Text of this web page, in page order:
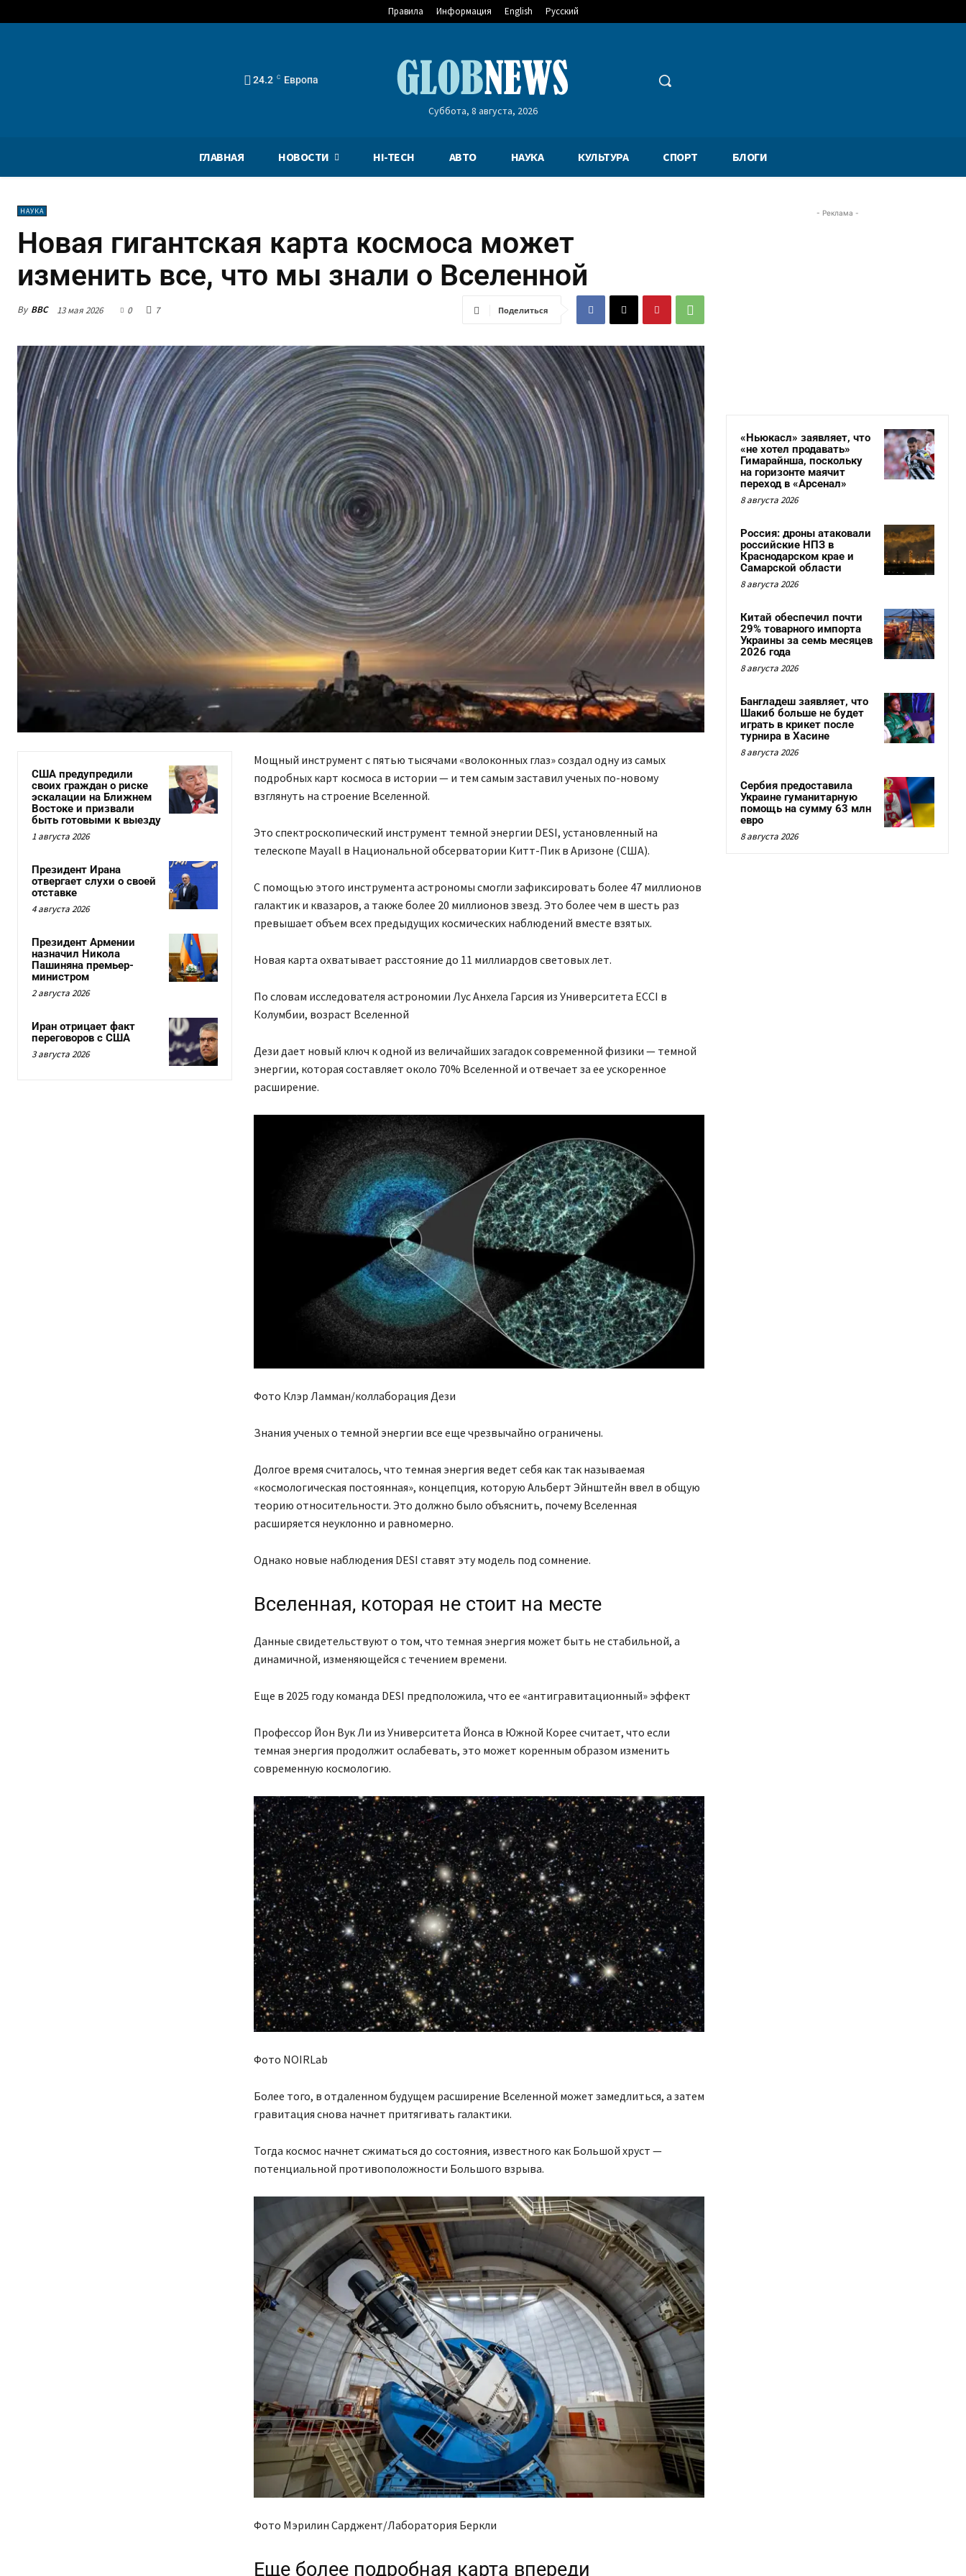
Правила Информация English Русский
24.2 C Европа
Суббота, 8 августа, 2026
ГЛАВНАЯ НОВОСТИ HI-TECH АВТО НАУКА КУЛЬТУРА СПОРТ БЛОГИ
НАУКА
Новая гигантская карта космоса может
изменить все, что мы знали о Вселенной
By BBC 13 мая 2026 0 7 Поделиться
США предупредили
своих граждан о риске
эскалации на Ближнем
Востоке и призвали
быть готовыми к выезду
1 августа 2026
Президент Ирана
отвергает слухи о своей
отставке
4 августа 2026
Президент Армении
назначил Никола
Пашиняна премьер-
министром
2 августа 2026
Иран отрицает факт
переговоров с США
3 августа 2026
Мощный инструмент с пятью тысячами «волоконных глаз» создал одну из самых
подробных карт космоса в истории — и тем самым заставил ученых по-новому
взглянуть на строение Вселенной.
Это спектроскопический инструмент темной энергии DESI, установленный на
телескопе Mayall в Национальной обсерватории Китт-Пик в Аризоне (США).
С помощью этого инструмента астрономы смогли зафиксировать более 47 миллионов
галактик и квазаров, а также более 20 миллионов звезд. Это более чем в шесть раз
превышает объем всех предыдущих космических наблюдений вместе взятых.
Новая карта охватывает расстояние до 11 миллиардов световых лет.
По словам исследователя астрономии Лус Анхела Гарсия из Университета ECCI в
Колумбии, возраст Вселенной
Дези дает новый ключ к одной из величайших загадок современной физики — темной
энергии, которая составляет около 70% Вселенной и отвечает за ее ускоренное
расширение.
Фото Клэр Ламман/коллаборация Дези
Знания ученых о темной энергии все еще чрезвычайно ограничены.
Долгое время считалось, что темная энергия ведет себя как так называемая
«космологическая постоянная», концепция, которую Альберт Эйнштейн ввел в общую
теорию относительности. Это должно было объяснить, почему Вселенная
расширяется неуклонно и равномерно.
Однако новые наблюдения DESI ставят эту модель под сомнение.
Вселенная, которая не стоит на месте
Данные свидетельствуют о том, что темная энергия может быть не стабильной, а
динамичной, изменяющейся с течением времени.
Еще в 2025 году команда DESI предположила, что ее «антигравитационный» эффект
Профессор Йон Вук Ли из Университета Йонса в Южной Корее считает, что если
темная энергия продолжит ослабевать, это может коренным образом изменить
современную космологию.
Фото NOIRLab
Более того, в отдаленном будущем расширение Вселенной может замедлиться, а затем
гравитация снова начнет притягивать галактики.
Тогда космос начнет сжиматься до состояния, известного как Большой хруст —
потенциальной противоположности Большого взрыва.
Фото Мэрилин Сарджент/Лаборатория Беркли
Еще более подробная карта впереди
- Реклама -
«Ньюкасл» заявляет, что
«не хотел продавать»
Гимарайнша, поскольку
на горизонте маячит
переход в «Арсенал»
8 августа 2026
Россия: дроны атаковали
российские НПЗ в
Краснодарском крае и
Самарской области
8 августа 2026
Китай обеспечил почти
29% товарного импорта
Украины за семь месяцев
2026 года
8 августа 2026
Бангладеш заявляет, что
Шакиб больше не будет
играть в крикет после
турнира в Хасине
8 августа 2026
Сербия предоставила
Украине гуманитарную
помощь на сумму 63 млн
евро
8 августа 2026